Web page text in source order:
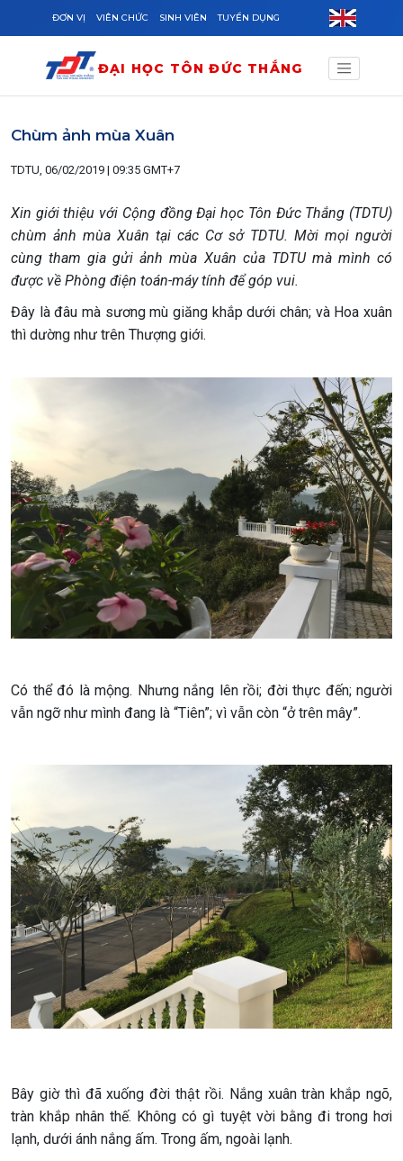
Skip to main content
ĐƠN VỊ VIÊN CHỨC SINH VIÊN TUYỂN DỤNG
ĐẠI HỌC TÔN ĐỨC THẮNG
Chùm ảnh mùa Xuân
TDTU, 06/02/2019 | 09:35 GMT+7
Xin giới thiệu với Cộng đồng Đại học Tôn Đức Thắng (TDTU)
chùm ảnh mùa Xuân tại các Cơ sở TDTU. Mời mọi người
cùng tham gia gửi ảnh mùa Xuân của TDTU mà mình có
được về Phòng điện toán-máy tính để góp vui.
Đây là đâu mà sương mù giăng khắp dưới chân; và Hoa xuân
thì dường như trên Thượng giới.
Có thể đó là mộng. Nhưng nắng lên rồi; đời thực đến; người
vẫn ngỡ như mình đang là “Tiên”; vì vẫn còn “ở trên mây”.
Bây giờ thì đã xuống đời thật rồi. Nắng xuân tràn khắp ngõ,
tràn khắp nhân thế. Không có gì tuyệt vời bằng đi trong hơi
lạnh, dưới ánh nắng ấm. Trong ấm, ngoài lạnh.